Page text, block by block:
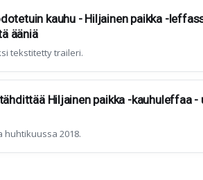
kauhu - Hiljainen paikka -
ääniä
tekstitetty traileri.
Hiljainen paikka -kauhuleffaa -
huhtikuussa 2018.